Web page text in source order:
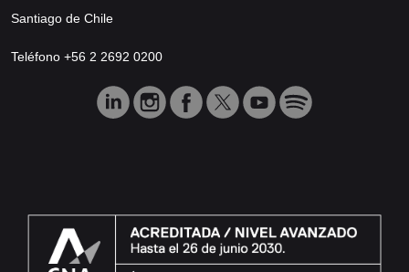
Santiago de Chile
Teléfono +56 2 2692 0200